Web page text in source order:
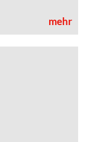
mehr